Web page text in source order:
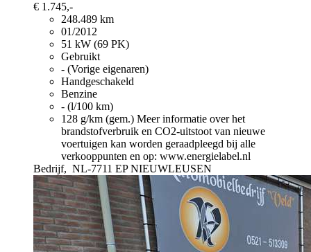
€ 1.745,-
248.489 km
01/2012
51 kW (69 PK)
Gebruikt
- (Vorige eigenaren)
Handgeschakeld
Benzine
- (l/100 km)
128 g/km (gem.) Meer informatie over het
brandstofverbruik en CO2-uitstoot van nieuwe
voertuigen kan worden geraadpleegd bij alle
verkooppunten en op: www.energielabel.nl
Bedrijf, NL-7711 EP NIEUWLEUSEN